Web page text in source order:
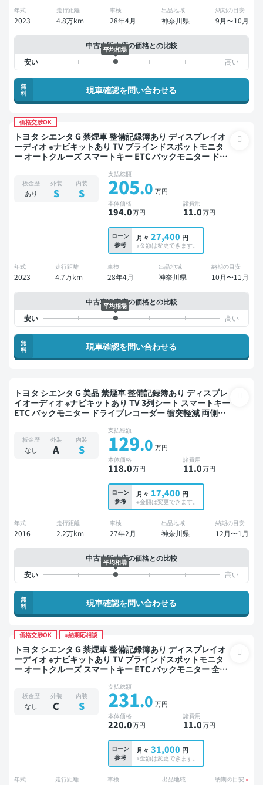
年式
2023
走行距離
4.8万km
車検
28年4月
出品地域
神奈川県
納期の目安
9月〜10月
中古車販売店の価格との比較
平均相場
無
料
現車確認を問い合わせる
価格交渉OK
トヨタ シエンタ G 禁煙車 整備記録簿あり ディスプレイオ
ーディオ ※ナビキットあり TV ブラインドスポットモニタ
ー オートクルーズ スマートキー ETC バックモニター ドラ
板金歴
あり
外装
S
内装
S
支払総額
205.0 万円
本体価格
194.0万円
諸費用
11.0万円
ローン
参考
月々 27,400 円
※金額は変更できます。
年式
2023
走行距離
4.7万km
車検
28年4月
出品地域
神奈川県
納期の目安
10月〜11月
中古車販売店の価格との比較
平均相場
無
料
現車確認を問い合わせる
トヨタ シエンタ G 美品 禁煙車 整備記録簿あり ディスプレ
イオーディオ ※ナビキットあり TV 3列シート スマートキー
ETC バックモニター ドライブレコーダー 衝突軽減 両側電
板金歴
なし
外装
A
内装
S
支払総額
129.0 万円
本体価格
118.0万円
諸費用
11.0万円
ローン
参考
月々 17,400 円
※金額は変更できます。
年式
2016
走行距離
2.2万km
車検
27年2月
出品地域
神奈川県
納期の目安
12月〜1月
中古車販売店の価格との比較
平均相場
無
料
現車確認を問い合わせる
価格交渉OK ※納期応相談
トヨタ シエンタ G 禁煙車 整備記録簿あり ディスプレイオ
ーディオ ※ナビキットあり TV ブラインドスポットモニタ
ー オートクルーズ スマートキー ETC バックモニター 全方
板金歴
なし
外装
C
内装
S
支払総額
231.0 万円
本体価格
220.0万円
諸費用
11.0万円
ローン
参考
月々 31,000 円
※金額は変更できます。
年式 走行距離 車検 出品地域 納期の目安 ※